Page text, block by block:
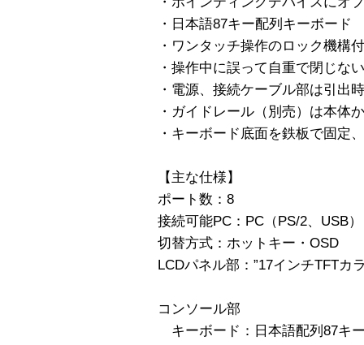
・日本語87キー配列キーボード
・ワンタッチ操作のロック機構
・操作中に誤って自重で閉じな
・電源、接続ケーブル部は引出
・ガイドレール（別売）は本体
・キーボード底面を鉄板で固定
【主な仕様】
ポート数：8
接続可能PC：PC（PS/2、USB）
切替方式：ホットキー・OSD
LCDパネル部：”17インチTFT
コンソール部
キーボード：日本語配列87